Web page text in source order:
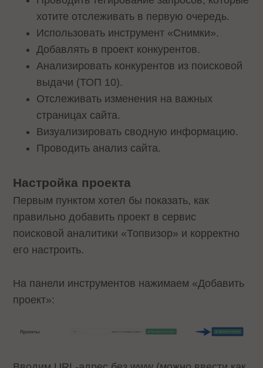
хотите отслеживать в первую очередь.
Использовать инструмент «Снимки».
Добавлять в проект конкурентов.
Анализировать конкурентов из поисковой
выдачи (ТОП 10).
Отслеживать изменения на важных
страницах сайта.
Визуализировать сводную информацию.
Проводить анализ сайта.
Настройка проекта
Первым пунктом хотел бы показать, как
правильно добавить проект в сервис
поисковой аналитики «Топвизор» и корректно
его настроить.
На панели инструментов нажимаем «Добавить
проект»: